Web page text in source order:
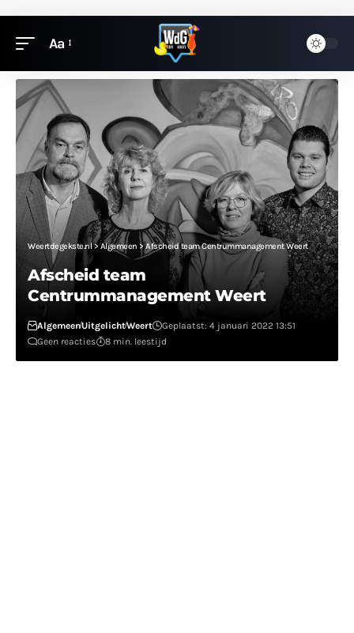
Aa
Weertdegekste.nl>Algemeen >Afscheid team Centrummanagement Weert
Afscheid team
Centrummanagement Weert
AlgemeenUitgelichtWeert
Geplaatst: 4 januari 2022 13:51
Geen reacties
8 min. leestijd